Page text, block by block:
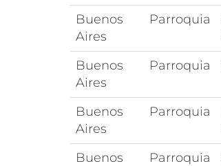
Buenos
Aires
Parroquia
Buenos
Aires
Parroquia
Buenos
Aires
Parroquia
Buenos
Parroquia